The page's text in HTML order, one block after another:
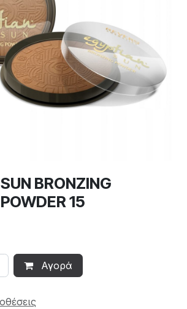
BRONZING
15
Αγορά